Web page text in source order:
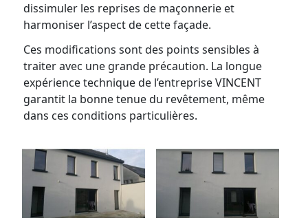
dissimuler les reprises de maçonnerie et
harmoniser l’aspect de cette façade.
Ces modifications sont des points sensibles à
traiter avec une grande précaution. La longue
expérience technique de l’entreprise VINCENT
garantit la bonne tenue du revêtement, même
dans ces conditions particulières.